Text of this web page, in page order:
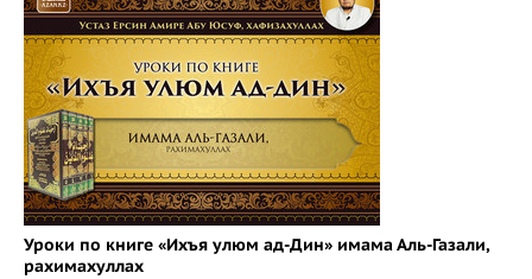
Уроки по книге «Ихъя улюм ад-Дин» имама Аль-Газали,
рахимахуллах